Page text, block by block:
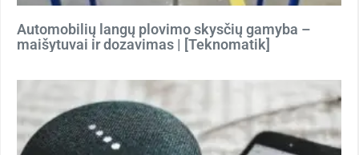
Automobilių langų plovimo skysčių gamyba –
maišytuvai ir dozavimas | [Teknomatik]